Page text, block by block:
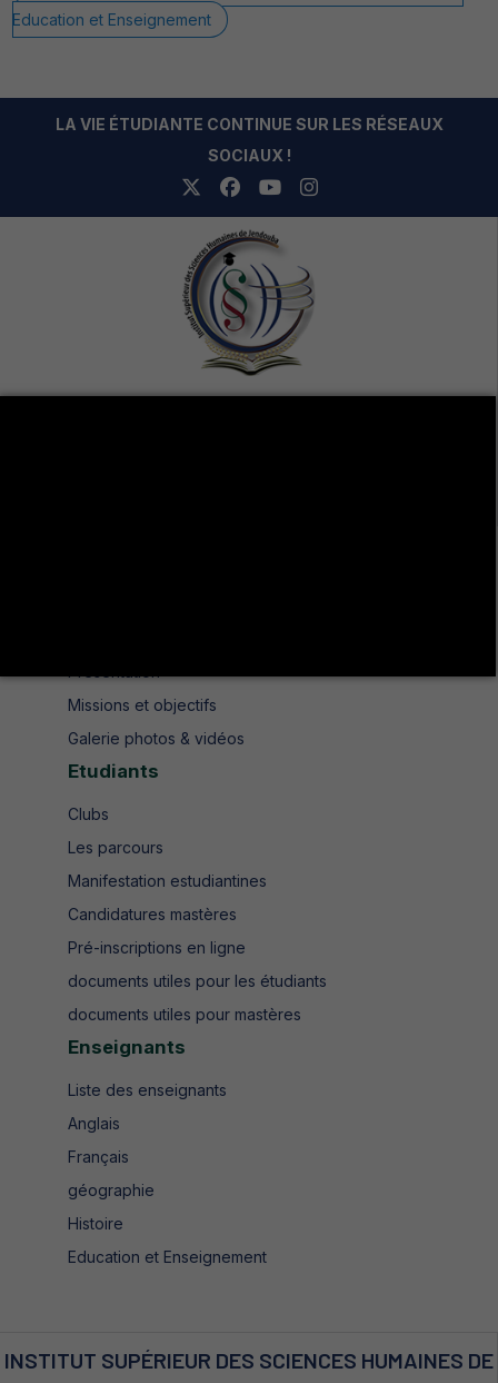
Education et Enseignement
LA VIE ÉTUDIANTE CONTINUE SUR LES RÉSEAUX
SOCIAUX !
Missions et objectifs
Galerie photos & vidéos
Etudiants
Clubs
Les parcours
Manifestation estudiantines
Candidatures mastères
Pré-inscriptions en ligne
documents utiles pour les étudiants
documents utiles pour mastères
Enseignants
Liste des enseignants
Anglais
Français
géographie
Histoire
Education et Enseignement
INSTITUT SUPÉRIEUR DES SCIENCES HUMAINES DE